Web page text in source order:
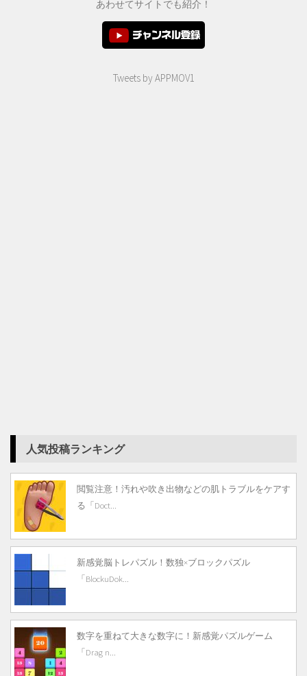
あわせてサイトでも紹介！
Tweets by APPMOV1
人気投稿ランキング
閲覧注意！汚れや吹き出物などの肌トラブルをケアす
る「Doct...
新感覚脳トレパズル！数独×ブロックパズル
「BlockuDok...
数字を重ねて大きな数字に！新感覚パズルゲーム
「Drag n...